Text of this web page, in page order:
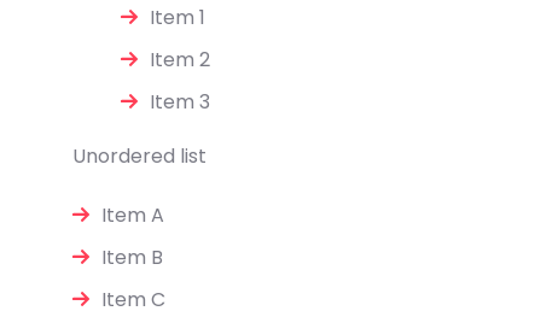
Item 1
Item 2
Item 3
Unordered list
Item A
Item B
Item C